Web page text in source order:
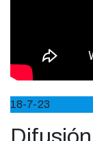
18-7-23